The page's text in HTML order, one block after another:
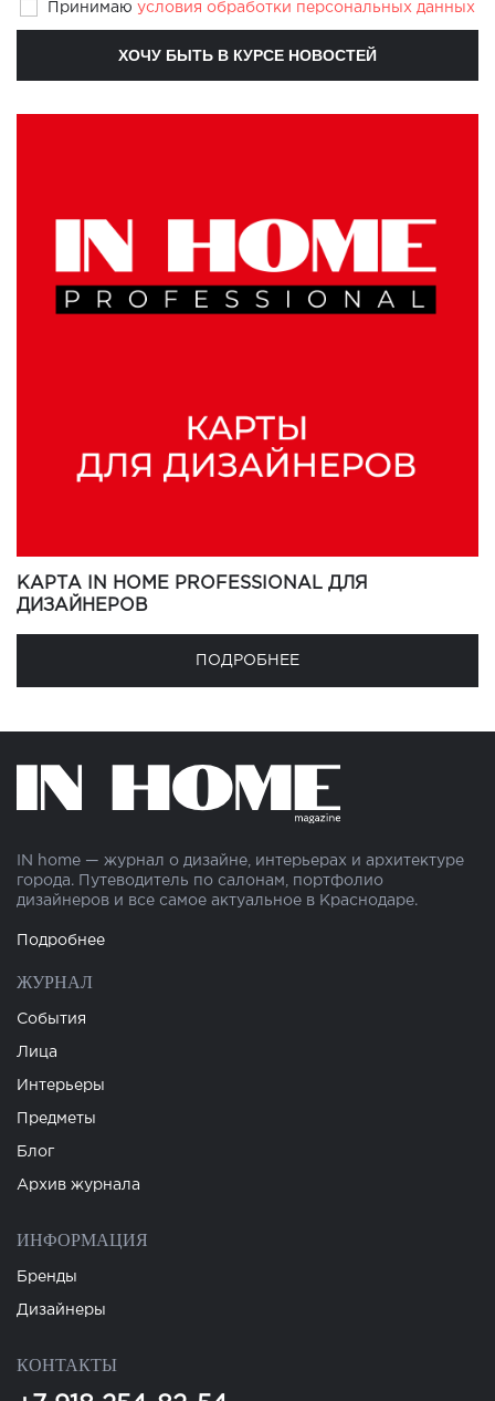
Принимаю условия обработки персональных данных
КАРТА IN HOME PROFESSIONAL ДЛЯ
ДИЗАЙНЕРОВ
ПОДРОБНЕЕ
IN home — журнал о дизайне, интерьерах и архитектуре
города. Путеводитель по салонам, портфолио
дизайнеров и все самое актуальное в Краснодаре.
Подробнее
ЖУРНАЛ
События
Лица
Интерьеры
Предметы
Блог
Архив журнала
ИНФОРМАЦИЯ
Бренды
Дизайнеры
КОНТАКТЫ